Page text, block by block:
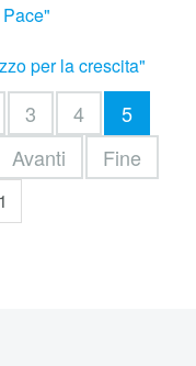
per la crescita"
3 4
5
Avanti Fine